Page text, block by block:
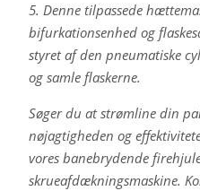
5. Denne tilpassede
bifurkationsenhed og
styret af den pneumatiske
og samle flaskerne.
Søger du at strømline din
nøjagtigheden og
vores banebrydende
skrueafdækningsmaskine.